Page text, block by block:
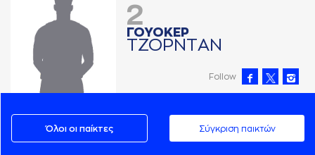
2
ΓΟΥΟΚΕΡ
ΤΖΟΡΝΤAΝ
Follow
Όλοι οι παίκτες Σύγκριση παικτών